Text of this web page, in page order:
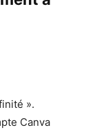
».
Canva